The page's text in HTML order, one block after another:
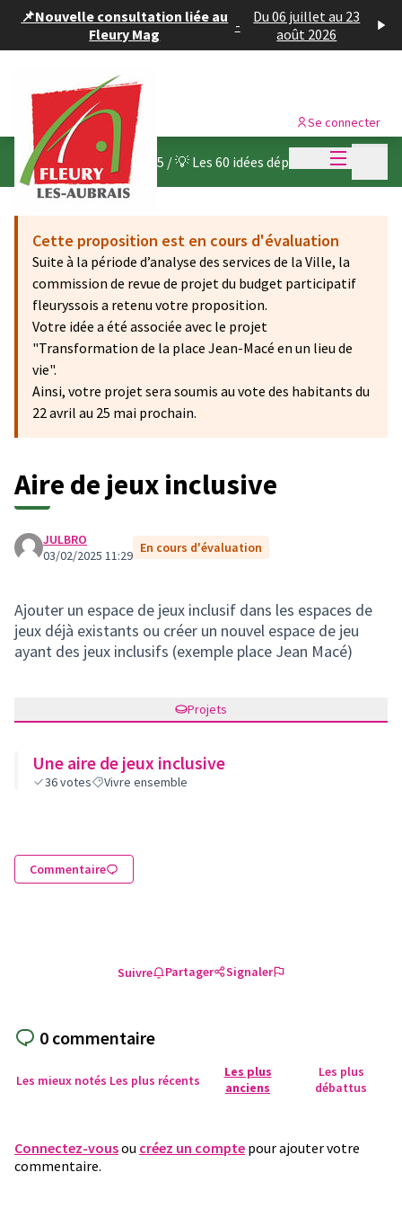
📌Nouvelle consultation liée au
Fleury Mag
-
Du 06 juillet au 23
août 2026
Menu
Se connecter
Budget participatif 2025 /💡 Les 60 idées déposées
Cette proposition est en cours d'évaluation
Suite à la période d’analyse des services de la Ville, la
commission de revue de projet du budget participatif
fleuryssois a retenu votre proposition.
Votre idée a été associée avec le projet
"Transformation de la place Jean-Macé en un lieu de
vie".
Ainsi, votre projet sera soumis au vote des habitants du
22 avril au 25 mai prochain.
Aire de jeux inclusive
JULBRO
03/02/2025 11:29 En cours d'évaluation
Ajouter un espace de jeux inclusif dans les espaces de
jeux déjà existants ou créer un nouvel espace de jeu
ayant des jeux inclusifs (exemple place Jean Macé)
Projets
Une aire de jeux inclusive
36votes Vivre ensemble
Commentaire
Suivre Partager Signaler
0 commentaire
Les mieux notés Les plus récents
Les plus
anciens
Les plus
débattus
Connectez-vousou créez un compte pour ajouter votre
commentaire.
Panneau de gestion des cookies